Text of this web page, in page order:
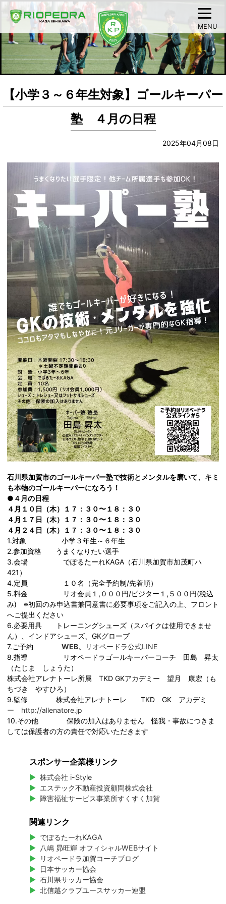
MENU
【小学３～６年生対象】ゴールキーパー
塾 ４月の日程
2025年04月08日
石川県加賀市のゴールキーパー塾で技術とメンタルを磨いて、キミ
も本物のゴールキーパーになろう！
●４月の日程
４月１０ 日（木）１７：３０〜１８：３０
４月１７ 日（木）１７：３０〜１８：３０
４月２４ 日（木）１７：３０〜１８：３０
1.対象 小学３年生～６年生
2.参加資格 うまくなりたい選手
3.会場 でぽるたーれKAGA（石川県加賀市加茂町ハ
421）
4.定員 １０名（完全予約制/先着順）
5.料金 リオ会員１,０００円/ビジター１,５００円(税込
み) ※初回のみ申込書兼同意書に必要事項をご記入の上、フロント
へご提出ください
6.必要用具 トレーニングシューズ（スパイクは使用できませ
ん）、インドアシューズ、GKグローブ
7.ご予約 WEB、
リオペードラ公式LINE
8.指導 リオペードラゴールキーパーコーチ 田島 昇太
（たじま しょうた）
株式会社アレナトーレ所属 TKD GKアカデミー 望月 康宏（も
ちづき やすひろ）
9.監修 株式会社アレナトーレ TKD GK アカデミ
ー http://allenatore.jp
10.その他 保険の加入はありません 怪我・事故につきま
しては保護者の方の責任で対応いただきます
スポンサー企業様リンク
株式会社 i-Style
エステック不動産投資顧問株式会社
障害福祉サービス事業所すくすく加賀
関連リンク
でぽるたーれKAGA
八嶋 昴旺輝 オフィシャルWEBサイト
リオペードラ加賀コーチブログ
日本サッカー協会
石川県サッカー協会
北信越クラブユースサッカー連盟